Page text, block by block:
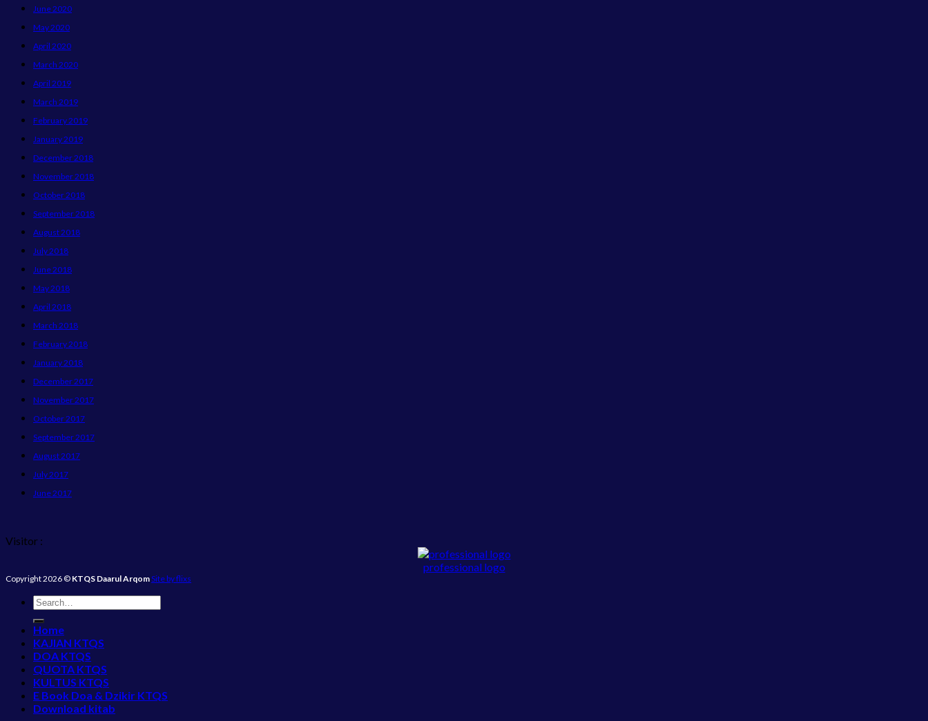
June 2020
May 2020
April 2020
March 2020
April 2019
March 2019
February 2019
January 2019
December 2018
November 2018
October 2018
September 2018
August 2018
July 2018
June 2018
May 2018
April 2018
March 2018
February 2018
January 2018
December 2017
November 2017
October 2017
September 2017
August 2017
July 2017
June 2017
Visitor :
professional logo
Copyright 2026 © KTQS Daarul ArqomSite by flixs
Home
KAJIAN KTQS
DOA KTQS
QUOTA KTQS
KULTUS KTQS
E Book Doa & Dzikir KTQS
Download kitab